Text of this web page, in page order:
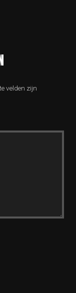
velden zijn